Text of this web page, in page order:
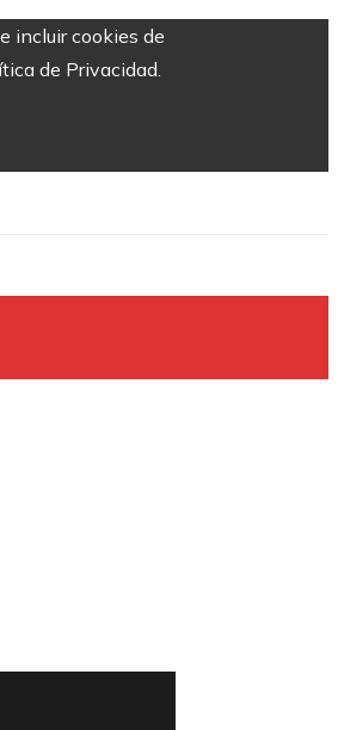
incluir cookies de
de Privacidad.